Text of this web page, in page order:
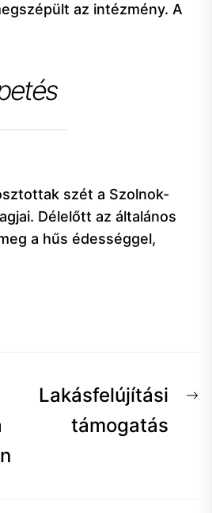
az intézmény. A
szét a Szolnok-
Délelőtt az általános
a hűs édességgel,
Lakásfelújítási
támogatás